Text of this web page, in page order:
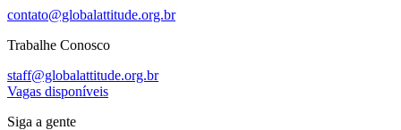
contato@globalattitude.org.br
Trabalhe Conosco
staff@globalattitude.org.br
Vagas disponíveis
Siga a gente